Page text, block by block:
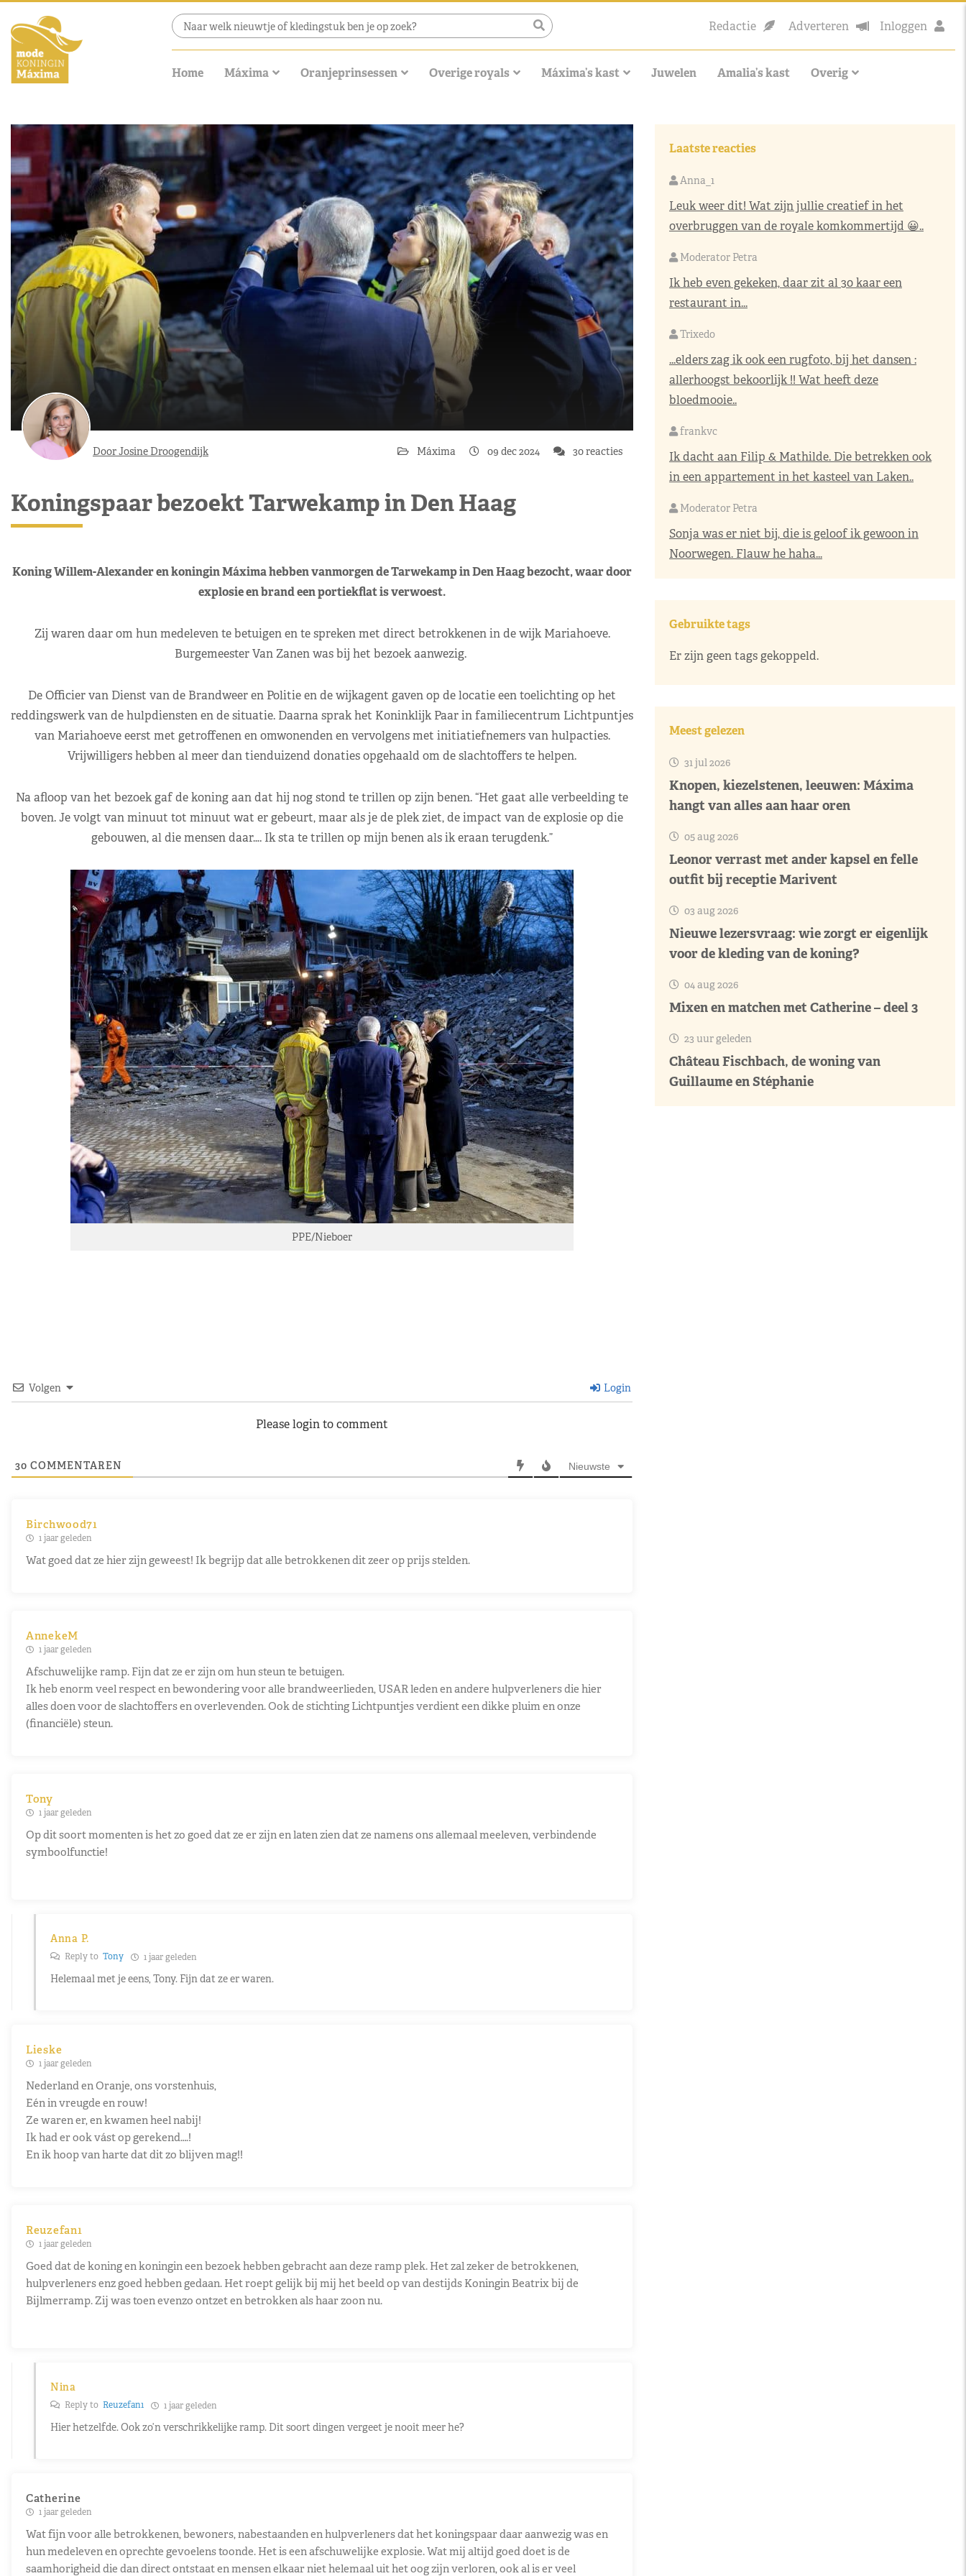
Redactie Adverteren Inloggen
Home Máxima Oranjeprinsessen Overige royals Máxima’s kast Juwelen Amalia’s kast Overig
Door Josine Droogendijk Máxima 09 dec 2024 30 reacties
Koningspaar bezoekt Tarwekamp in Den Haag
Koning Willem-Alexander en koningin Máxima hebben vanmorgen de Tarwekamp in Den Haag bezocht, waar door
explosie en brand een portiekflat is verwoest.
Zij waren daar om hun medeleven te betuigen en te spreken met direct betrokkenen in de wijk Mariahoeve.
Burgemeester Van Zanen was bij het bezoek aanwezig.
De Officier van Dienst van de Brandweer en Politie en de wijkagent gaven op de locatie een toelichting op het
reddingswerk van de hulpdiensten en de situatie. Daarna sprak het Koninklijk Paar in familiecentrum Lichtpuntjes
van Mariahoeve eerst met getroffenen en omwonenden en vervolgens met initiatiefnemers van hulpacties.
Vrijwilligers hebben al meer dan tienduizend donaties opgehaald om de slachtoffers te helpen.
Na afloop van het bezoek gaf de koning aan dat hij nog stond te trillen op zijn benen. “Het gaat alle verbeelding te
boven. Je volgt van minuut tot minuut wat er gebeurt, maar als je de plek ziet, de impact van de explosie op die
gebouwen, al die mensen daar…. Ik sta te trillen op mijn benen als ik eraan terugdenk.”
PPE/Nieboer
Volgen Login
Please login to comment
30 COMMENTAREN Nieuwste
Birchwood71
1 jaar geleden
Wat goed dat ze hier zijn geweest! Ik begrijp dat alle betrokkenen dit zeer op prijs stelden.
AnnekeM
1 jaar geleden
Afschuwelijke ramp. Fijn dat ze er zijn om hun steun te betuigen.
Ik heb enorm veel respect en bewondering voor alle brandweerlieden, USAR leden en andere hulpverleners die hier
alles doen voor de slachtoffers en overlevenden. Ook de stichting Lichtpuntjes verdient een dikke pluim en onze
(financiële) steun.
Tony
1 jaar geleden
Op dit soort momenten is het zo goed dat ze er zijn en laten zien dat ze namens ons allemaal meeleven, verbindende
symboolfunctie!
Anna P.
Reply to Tony 1 jaar geleden
Helemaal met je eens, Tony. Fijn dat ze er waren.
Lieske
1 jaar geleden
Nederland en Oranje, ons vorstenhuis,
Eén in vreugde en rouw!
Ze waren er, en kwamen heel nabij!
Ik had er ook vást op gerekend….!
En ik hoop van harte dat dit zo blijven mag!!
Reuzefan1
1 jaar geleden
Goed dat de koning en koningin een bezoek hebben gebracht aan deze ramp plek. Het zal zeker de betrokkenen,
hulpverleners enz goed hebben gedaan. Het roept gelijk bij mij het beeld op van destijds Koningin Beatrix bij de
Bijlmerramp. Zij was toen evenzo ontzet en betrokken als haar zoon nu.
Nina
Reply to Reuzefan1 1 jaar geleden
Hier hetzelfde. Ook zo’n verschrikkelijke ramp. Dit soort dingen vergeet je nooit meer he?
Catherine
1 jaar geleden
Wat fijn voor alle betrokkenen, bewoners, nabestaanden en hulpverleners dat het koningspaar daar aanwezig was en
hun medeleven en oprechte gevoelens toonde. Het is een afschuwelijke explosie. Wat mij altijd goed doet is de
saamhorigheid die dan direct ontstaat en mensen elkaar niet helemaal uit het oog zijn verloren, ook al is er veel
Laatste reacties
Anna_1
Leuk weer dit! Wat zijn jullie creatief in het
overbruggen van de royale komkommertijd 😀..
Moderator Petra
Ik heb even gekeken, daar zit al 30 kaar een
restaurant in...
Trixedo
...elders zag ik ook een rugfoto, bij het dansen :
allerhoogst bekoorlijk !! Wat heeft deze
bloedmooie..
frankvc
Ik dacht aan Filip & Mathilde. Die betrekken ook
in een appartement in het kasteel van Laken..
Moderator Petra
Sonja was er niet bij, die is geloof ik gewoon in
Noorwegen. Flauw he haha...
Gebruikte tags
Er zijn geen tags gekoppeld.
Meest gelezen
31 jul 2026
Knopen, kiezelstenen, leeuwen: Máxima
hangt van alles aan haar oren
05 aug 2026
Leonor verrast met ander kapsel en felle
outfit bij receptie Marivent
03 aug 2026
Nieuwe lezersvraag: wie zorgt er eigenlijk
voor de kleding van de koning?
04 aug 2026
Mixen en matchen met Catherine – deel 3
23 uur geleden
Château Fischbach, de woning van
Guillaume en Stéphanie